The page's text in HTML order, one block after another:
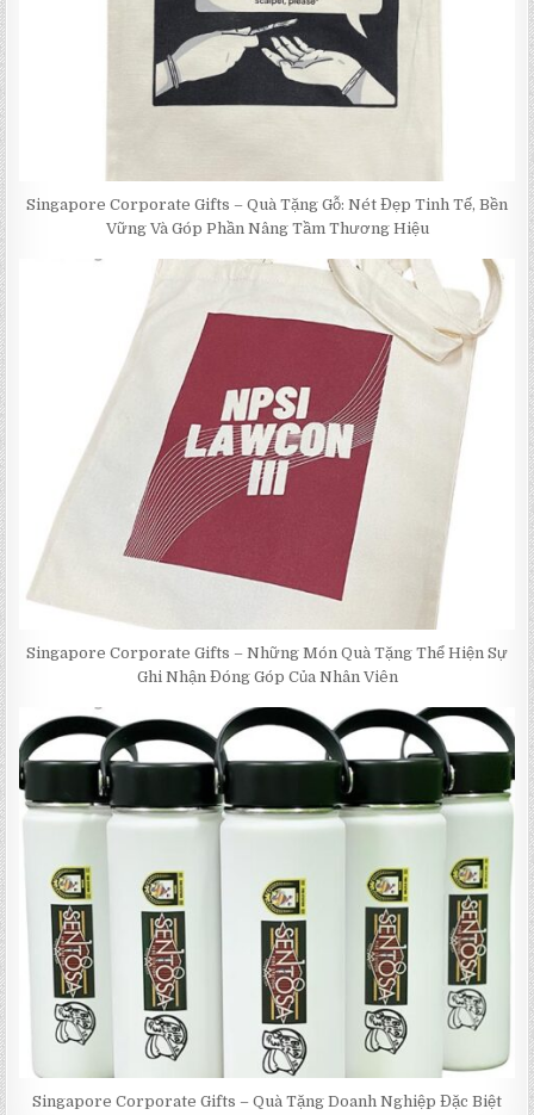
Singapore Corporate Gifts – Quà Tặng Gỗ: Nét Đẹp Tinh Tế, Bền
Vững Và Góp Phần Nâng Tầm Thương Hiệu
Singapore Corporate Gifts – Những Món Quà Tặng Thể Hiện Sự
Ghi Nhận Đóng Góp Của Nhân Viên
Singapore Corporate Gifts – Quà Tặng Doanh Nghiệp Đặc Biệt